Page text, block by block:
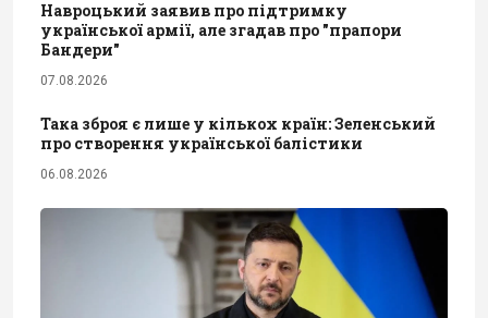
Навроцький заявив про підтримку
української армії, але згадав про "прапори
Бандери"
07.08.2026
Така зброя є лише у кількох країн: Зеленський
про створення української балістики
06.08.2026